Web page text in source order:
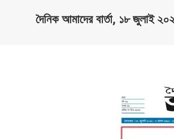
দৈনিক আমাদের বার্তা, ১৮ জুলাই